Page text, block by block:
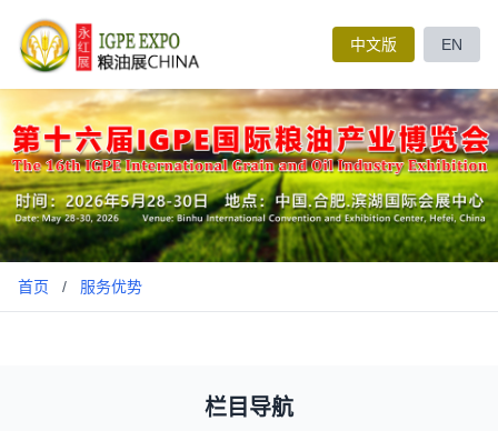
中文版 EN
首页 / 服务优势
栏目导航